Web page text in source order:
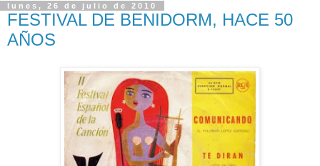
lunes, 26 de julio de 2010
FESTIVAL DE BENIDORM, HACE 50
AÑOS